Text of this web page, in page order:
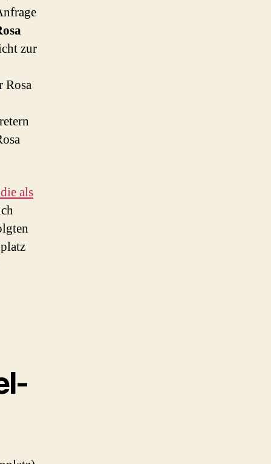
zur
Rosa
als